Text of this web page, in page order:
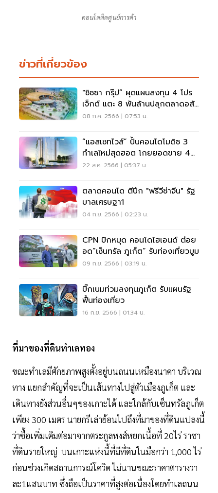
คอนโดติดศูนย์การค้า
ข่าวที่เกี่ยวข้อง
"ซิซซา กรุ๊ป” ผุดแผนลงทุน 4 โปร
เจ็กต์ แตะ 8 พันล้านปลุกตลาดอสัง
หาฯ ภูเก็ต
08 ก.ค. 2566 | 07:53 น.
“แอสเซทไวส์” ปั้นคอนโดโมดิซ 3
ทำเลใหม่สุดฮอต โกยยอดขาย 4
พันล้าน
22 ส.ค. 2566 | 05:37 น.
ตลาดคอนโด ตีปีก "ฟรีวีซ่าจีน" รัฐ
บาลเศรษฐา1
04 ก.ย. 2566 | 02:23 น.
CPN ปักหมุด คอนโดไฮเอนด์ ต่อย
อด“เซ็นทรัล ภูเก็ต” รับท่องเที่ยวบูม
09 ก.ย. 2566 | 03:19 น.
บิ๊กเนมท่วมลงทุนภูเก็ต รับแผนรัฐ
ฟื้นท่องเที่ยว
16 ก.ย. 2566 | 01:34 น.
ที่มาของที่ดินทำเลทอง
ขณะทำเลมีศักยภาพสูงตั้งอยู่บนถนนเหมืองนาคา บริเวณ
ทาง แยกสำคัญที่จะเป็นเส้นทางไปสู่ตัวเมืองภูเก็ต และ
เดินทางยังส่วนอื่นๆของเกาะได้ และใกล้กับเซ็นทรัลภูเก็ต
เพียง 300 เมตร นายกรีเล่าย้อนไปถึงที่มาของที่ดินแปลงนี้
ว่าซื้อเพิ่มเติมต่อมาจากตระกูลหงส์หยกเนื้อที่ 20ไร่ ราชา
ที่ดินรายใหญ่ บนเกาะแห่งนี้ที่มีที่ดินในมือกว่า 1,000 ไร่
ก่อนช่วงเกิดสถานการณ์โควิด ไม่นานขณะราคาตารางวา
ละ1แสนบาท ซึ่งถือเป็นราคาที่สูงต่อเนื่องโดยทำเลถนน